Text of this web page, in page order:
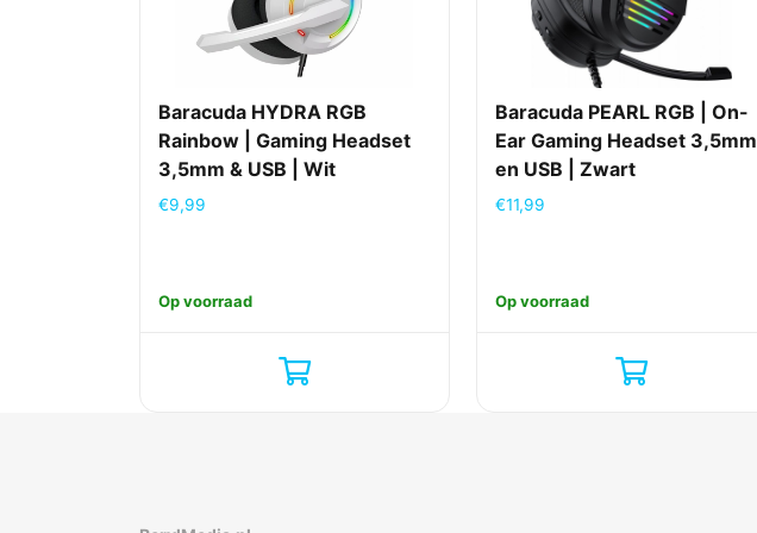
Baracuda HYDRA RGB
Rainbow | Gaming Headset
3,5mm & USB | Wit
€9,99
Op voorraad
Baracuda PEARL RGB | On-
Ear Gaming Headset 3,5mm
en USB | Zwart
€11,99
Op voorraad